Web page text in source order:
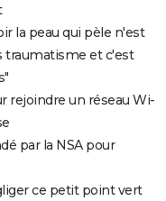
la peau qui pèle n'est
traumatisme et c'est
rejoindre un réseau Wi-
par la NSA pour
ce petit point vert